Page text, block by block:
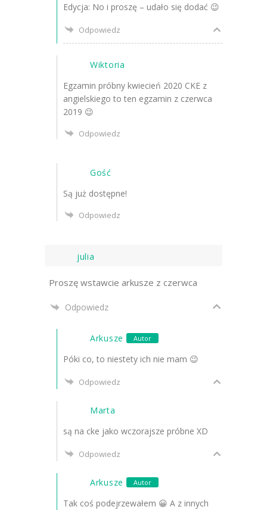
Edycja: No i proszę – udało się dodać 😉
Odpowiedz
Wiktoria
Egzamin próbny kwiecień 2020 CKE z
angielskiego to ten egzamin z czerwca
2019 😉
Odpowiedz
Gość
Są już dostępne!
Odpowiedz
julia
Proszę wstawcie arkusze z czerwca
Odpowiedz
Arkusze Autor
Póki co, to niestety ich nie mam 😉
Odpowiedz
Marta
są na cke jako wczorajsze próbne XD
Odpowiedz
Arkusze Autor
Tak coś podejrzewałem 😀 A z innych